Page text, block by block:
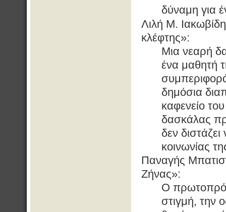
δύναμη για
Λιλή Μ.
κλέφτης»:
Μια νεαρή
ένα μαθητή
δημόσια
καφενείο
δασκάλας
δεν
κοινωνίας
Παναγής
Ζήνας»:
Ο
στιγμή, την